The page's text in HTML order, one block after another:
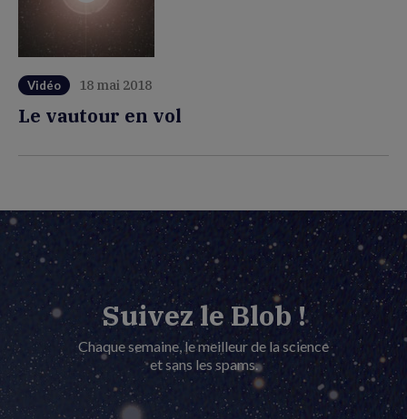
Vidéo 18 mai 2018
Le vautour en vol
Suivez le Blob !
Chaque semaine, le meilleur de la science
et sans les spams.